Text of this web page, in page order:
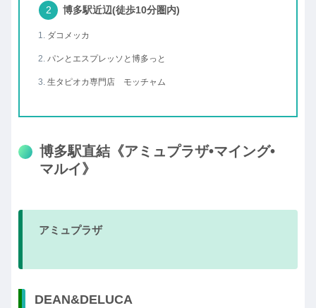
博多駅近辺(徒歩10分圏内)
ダコメッカ
パンとエスプレッソと博多っと
生タピオカ専門店 モッチャム
博多駅直結《アミュプラザ•マイング•
マルイ》
アミュプラザ
DEAN&DELUCA